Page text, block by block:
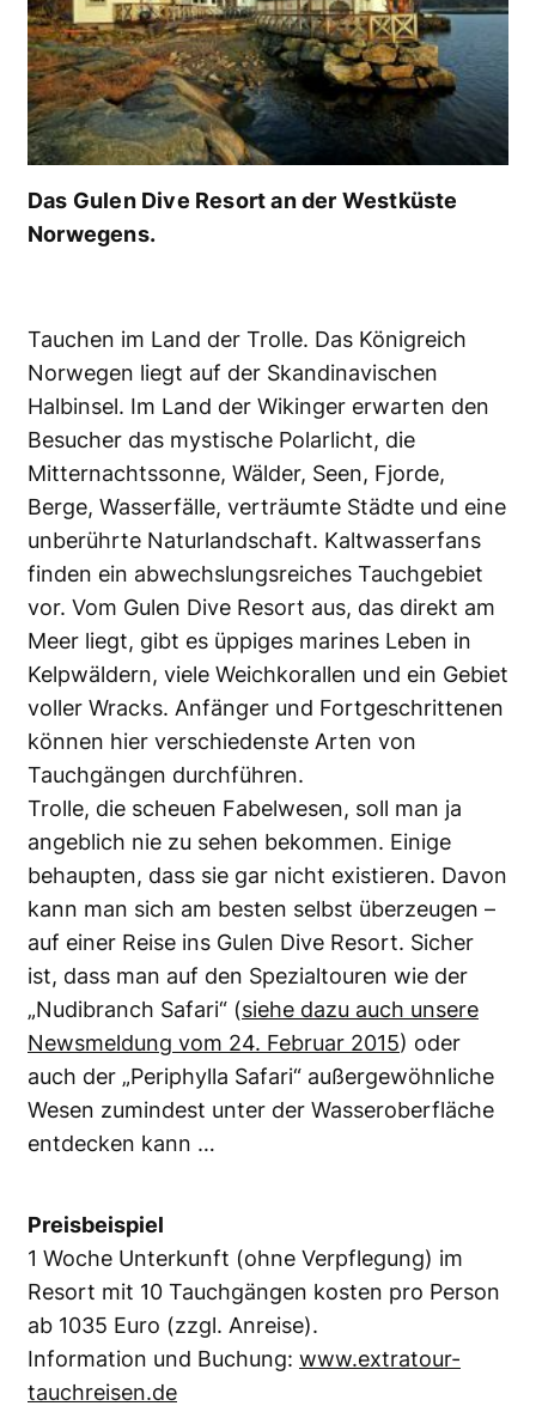
Das Gulen Dive Resort an der Westküste
Norwegens.
Tauchen im Land der Trolle. Das Königreich
Norwegen liegt auf der Skandinavischen
Halbinsel. Im Land der Wikinger erwarten den
Besucher das mystische Polarlicht, die
Mitternachtssonne, Wälder, Seen, Fjorde,
Berge, Wasserfälle, verträumte Städte und eine
unberührte Naturlandschaft. Kaltwasserfans
finden ein abwechslungsreiches Tauchgebiet
vor. Vom Gulen Dive Resort aus, das direkt am
Meer liegt, gibt es üppiges marines Leben in
Kelpwäldern, viele Weichkorallen und ein Gebiet
voller Wracks. Anfänger und Fortgeschrittenen
können hier verschiedenste Arten von
Tauchgängen durchführen.
Trolle, die scheuen Fabelwesen, soll man ja
angeblich nie zu sehen bekommen. Einige
behaupten, dass sie gar nicht existieren. Davon
kann man sich am besten selbst überzeugen –
auf einer Reise ins Gulen Dive Resort. Sicher
ist, dass man auf den Spezialtouren wie der
„Nudibranch Safari“ (siehe dazu auch unsere
Newsmeldung vom 24. Februar 2015) oder
auch der „Periphylla Safari“ außergewöhnliche
Wesen zumindest unter der Wasseroberfläche
entdecken kann …
Preisbeispiel
1 Woche Unterkunft (ohne Verpflegung) im
Resort mit 10 Tauchgängen kosten pro Person
ab 1035 Euro (zzgl. Anreise).
Information und Buchung: www.extratour-
tauchreisen.de